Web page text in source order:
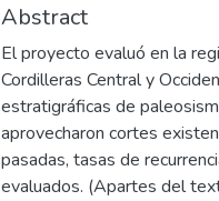
Abstract
El proyecto evaluó en la
Cordilleras Central y
estratigráficas de
aprovecharon cortes
pasadas, tasas de
evaluados. (Apartes del